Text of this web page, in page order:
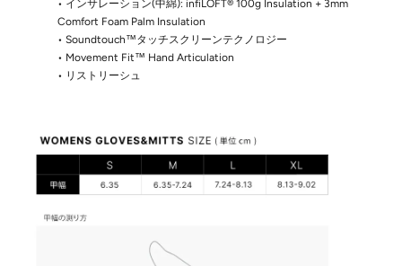
• インサレーション(中綿): infiLOFT® 100g Insulation + 3mm
Comfort Foam Palm Insulation
• Soundtouch™タッチスクリーンテクノロジー
• Movement Fit™ Hand Articulation
• リストリーシュ